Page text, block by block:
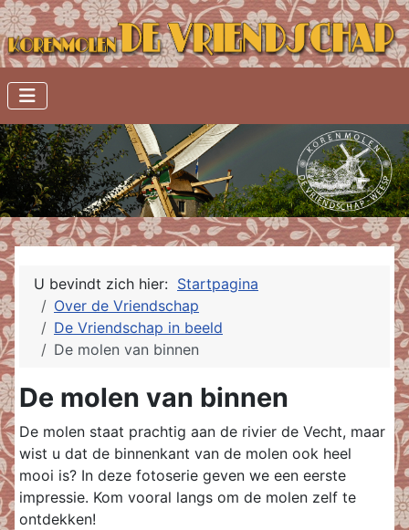
U bevindt zich hier: Startpagina
Over de Vriendschap
De Vriendschap in beeld
De molen van binnen
De molen van binnen
De molen staat prachtig aan de rivier de Vecht, maar
wist u dat de binnenkant van de molen ook heel
mooi is? In deze fotoserie geven we een eerste
impressie. Kom vooral langs om de molen zelf te
ontdekken!